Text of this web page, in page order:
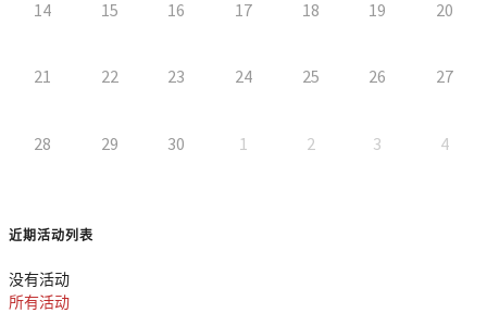
14 15 16 17 18 19 20
21 22 23 24 25 26 27
28 29 30 1 2 3 4
近期活动列表
没有活动
所有活动